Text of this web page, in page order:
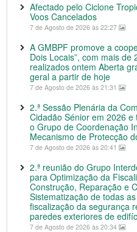
Afectado pelo Ciclone
Voos Cancelados
7 de Agosto de 2026 às 22:27
A GMBPF promove a
Dois Locais”, com mais
realizados ontem Aberta
geral a partir de hoje
7 de Agosto de 2026 às 21:31
2.ª Sessão Plenária da
Cidadão Sénior em 2026
o Grupo de Coordenação
Mecanismo de Protecção
7 de Agosto de 2026 às 20:41
2.ª reunião do Grupo
para Optimização da
Construção, Reparação e
Sistematização de todas
fiscalização da segurança
paredes exteriores de
7 de Agosto de 2026 às 20:34